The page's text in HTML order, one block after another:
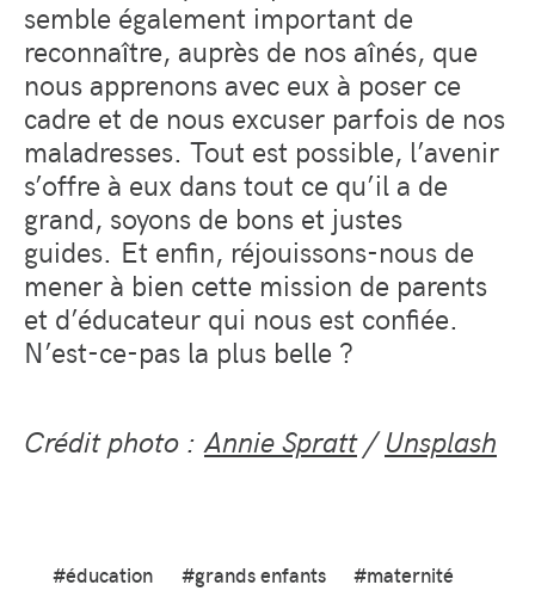
semble également important de
reconnaître, auprès de nos aînés, que
nous apprenons avec eux à poser ce
cadre et de nous excuser parfois de nos
maladresses. Tout est possible, l’avenir
s’offre à eux dans tout ce qu’il a de
grand, soyons de bons et justes
guides. Et enfin, réjouissons-nous de
mener à bien cette mission de parents
et d’éducateur qui nous est confiée.
N’est-ce-pas la plus belle ?
Crédit photo :Annie Spratt/Unsplash
#éducation #grands enfants #maternité